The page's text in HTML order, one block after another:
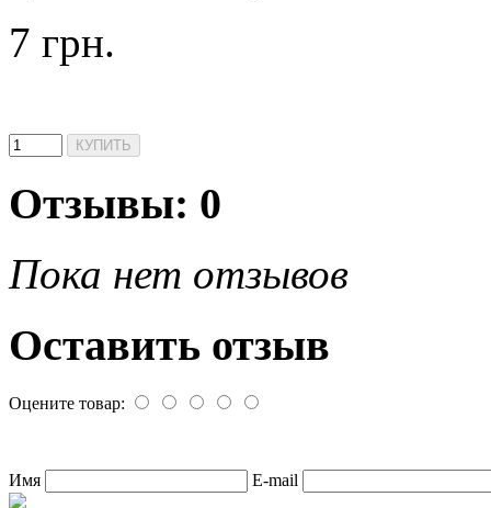
7 грн.
Отзывы: 0
Пока нет отзывов
Оставить отзыв
Оцените товар:
Имя E-mail